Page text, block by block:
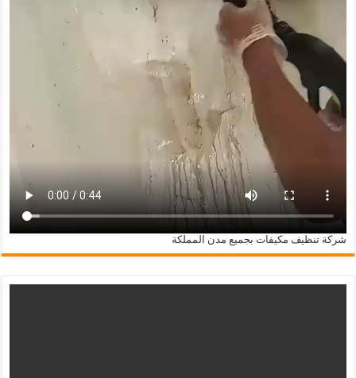
شركة تنظيف مكيفات بجميع مدن المملكة